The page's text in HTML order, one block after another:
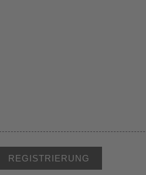
REGISTRIERUNG